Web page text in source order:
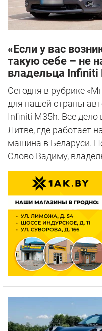
«Если у вас
такую себе – не
владельца Infiniti
Сегодня в рубрике
для нашей страны
Infiniti M35h. Все дело
Литве, где работает
машина в Беларуси.
Слово Вадиму,